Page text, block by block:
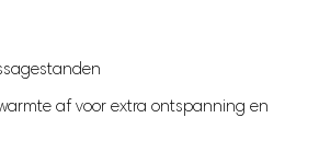
af voor extra ontspanning en